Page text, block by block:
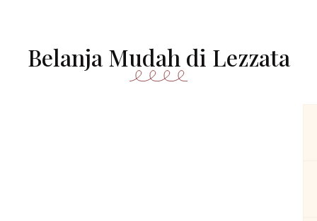
Belanja Mudah di Lezzata